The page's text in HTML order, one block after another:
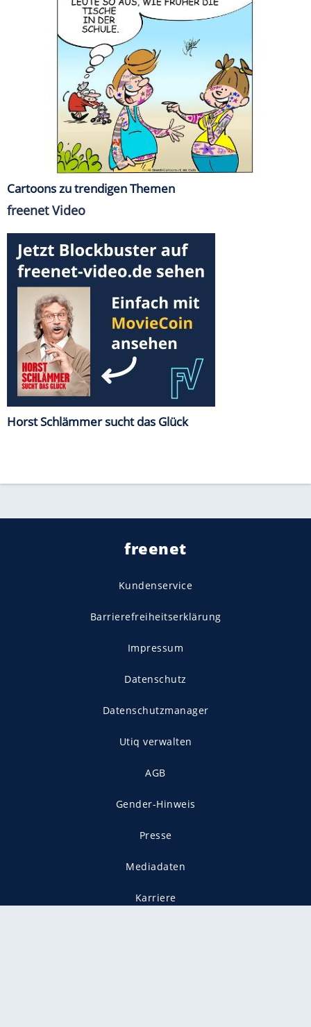
Cartoons zu trendigen Themen
freenet Video
Horst Schlämmer sucht das Glück
freenet
Kundenservice
Barrierefreiheitserklärung
Impressum
Datenschutz
Datenschutzmanager
Utiq verwalten
AGB
Gender-Hinweis
Presse
Mediadaten
Karriere